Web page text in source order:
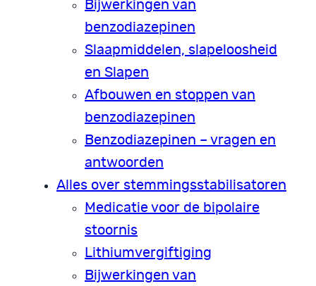
Bijwerkingen van
benzodiazepinen
Slaapmiddelen, slapeloosheid
en Slapen
Afbouwen en stoppen van
benzodiazepinen
Benzodiazepinen – vragen en
antwoorden
Alles over stemmingsstabilisatoren
Medicatie voor de bipolaire
stoornis
Lithiumvergiftiging
Bijwerkingen van